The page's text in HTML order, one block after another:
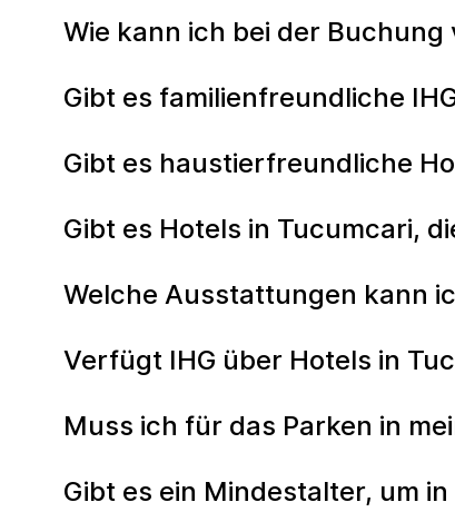
Wie kann ich bei der Buchung
Gibt es familienfreundliche
Gibt es haustierfreundliche
Gibt es Hotels in Tucumcari,
Welche Ausstattungen kann
Verfügt IHG über Hotels in
Muss ich für das Parken in
Gibt es ein Mindestalter, um